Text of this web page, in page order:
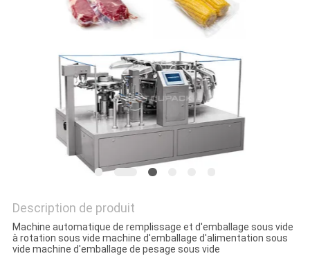
CONFIDENTIALITÉ
Description de produit
Machine automatique de remplissage et d'emballage sous vide
à rotation sous vide machine d'emballage d'alimentation sous
vide machine d'emballage de pesage sous vide